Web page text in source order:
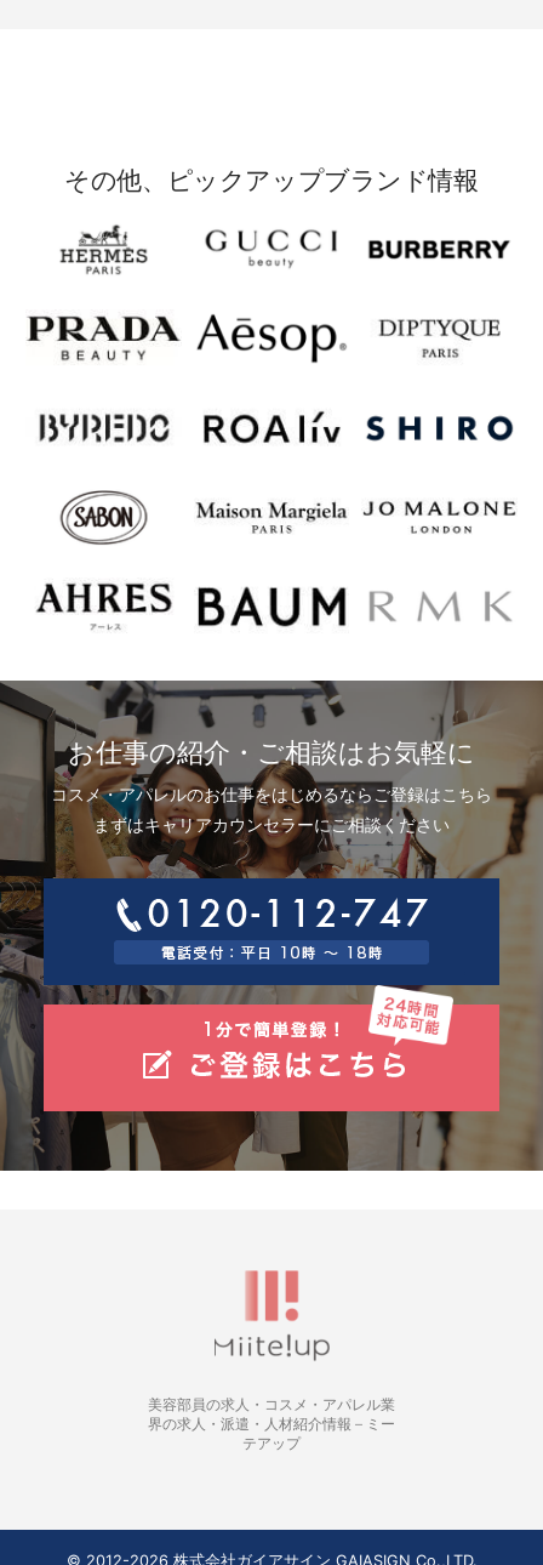
その他、ピックアップブランド情報
お仕事の紹介・ご相談はお気軽に
コスメ・アパレルのお仕事をはじめるならご登録はこちら
まずはキャリアカウンセラーにご相談ください
美容部員の求人・コスメ・アパレル業
界の求人・派遣・人材紹介情報 – ミー
テアップ
© 2012-2026 株式会社ガイアサイン GAIASIGN Co.,LTD.